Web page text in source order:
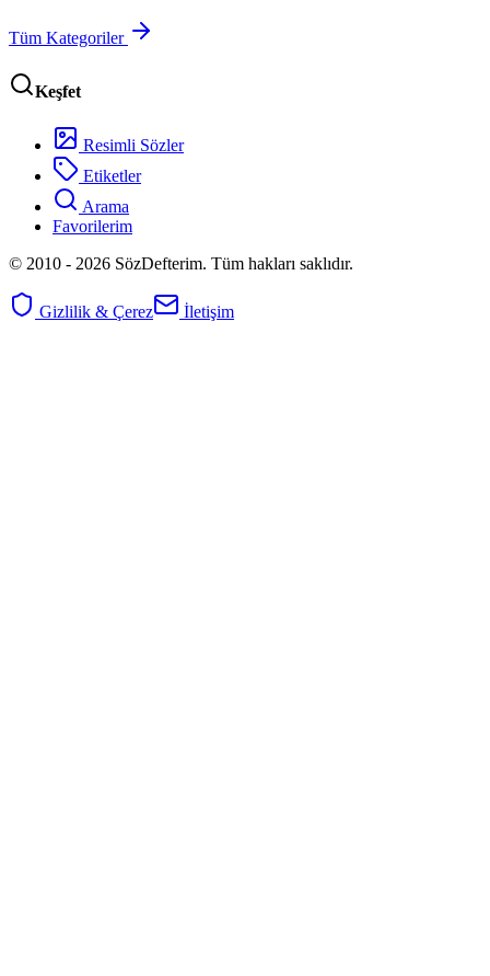
Tüm Kategoriler
Keşfet
Resimli Sözler
Etiketler
Arama
Favorilerim
© 2010 - 2026 SözDefterim. Tüm hakları saklıdır.
Gizlilik & Çerez İletişim